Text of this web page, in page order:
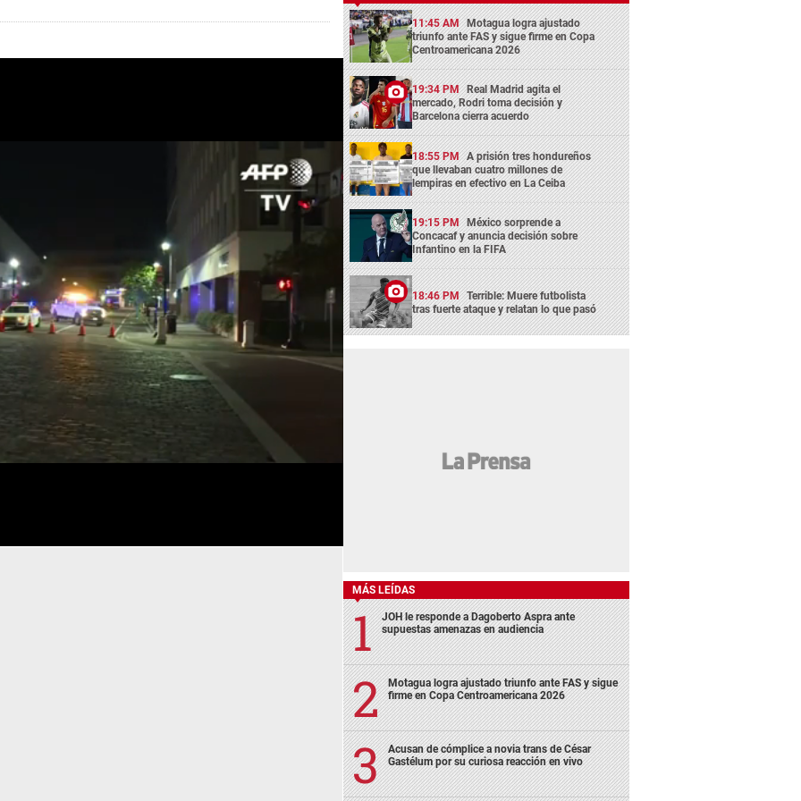
11:45 AM Motagua logra ajustado
triunfo ante FAS y sigue firme en Copa
Centroamericana 2026
19:34 PM Real Madrid agita el
mercado, Rodri toma decisión y
Barcelona cierra acuerdo
18:55 PM A prisión tres hondureños
que llevaban cuatro millones de
lempiras en efectivo en La Ceiba
19:15 PM México sorprende a
Concacaf y anuncia decisión sobre
Infantino en la FIFA
18:46 PM Terrible: Muere futbolista
tras fuerte ataque y relatan lo que pasó
MÁS LEÍDAS
JOH le responde a Dagoberto Aspra ante
supuestas amenazas en audiencia
Motagua logra ajustado triunfo ante FAS y sigue
firme en Copa Centroamericana 2026
Acusan de cómplice a novia trans de César
Gastélum por su curiosa reacción en vivo